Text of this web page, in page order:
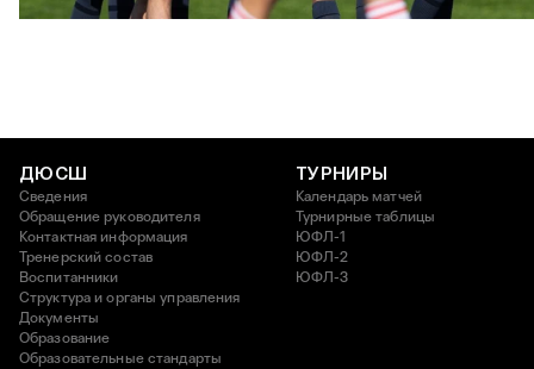
3 АВГУСТА 2026 14:15
ДЮСШ
Сведения
Обращение руководителя
Контактная информация
Тренерский состав
Воспитанники
Структура и органы управления
Документы
Образование
Образовательные стандарты
ТУРНИРЫ
Календарь матчей
Турнирные таблицы
ЮФЛ-1
ЮФЛ-2
ЮФЛ-3